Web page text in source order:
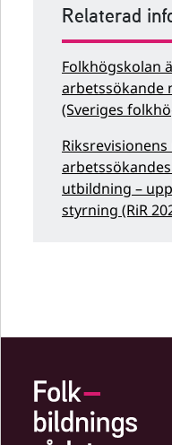
Relaterad
Folkhögskolan
arbetssökande
(Sveriges
utbildning –
styrning (RiR